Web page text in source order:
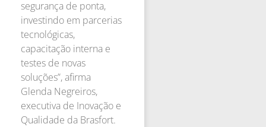
segurança de ponta,
investindo em parcerias
tecnológicas,
capacitação interna e
testes de novas
soluções”, afirma
Glenda Negreiros,
executiva de Inovação e
Qualidade da Brasfort.